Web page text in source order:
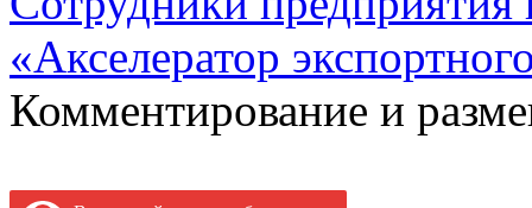
«Акселератор
Комментирование и